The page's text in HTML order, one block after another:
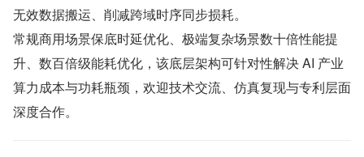
无效数据搬运、削减跨域时序同步损耗。
常规商用场景保底时延优化、极端复杂场景数十倍性能提
升、数百倍级能耗优化，该底层架构可针对性解决 AI 产业
算力成本与功耗瓶颈，欢迎技术交流、仿真复现与专利层面
深度合作。